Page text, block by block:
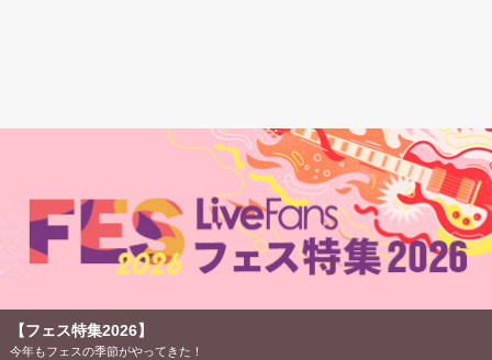
【フェス特集2026】
今年もフェスの季節がやってきた！